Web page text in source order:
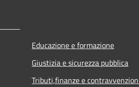
Educazione e formazione
Giustizia e sicurezza pubblica
Tributi,finanze e